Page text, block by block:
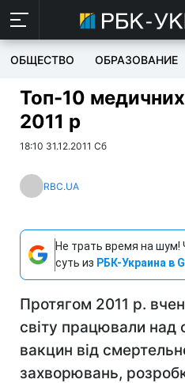
ОБЩЕСТВО ОБРАЗОВАНИЕ
Топ-10 медичних
2011 р
18:10 31.12.2011 Сб
RBC.UA
Не трать время на шум!
суть из РБК-Украина в
Протягом 2011 р.
світу працювали над
вакцин від
захворювань,